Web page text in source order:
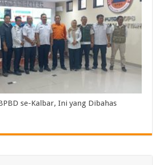
se-Kalbar, Ini yang Dibahas